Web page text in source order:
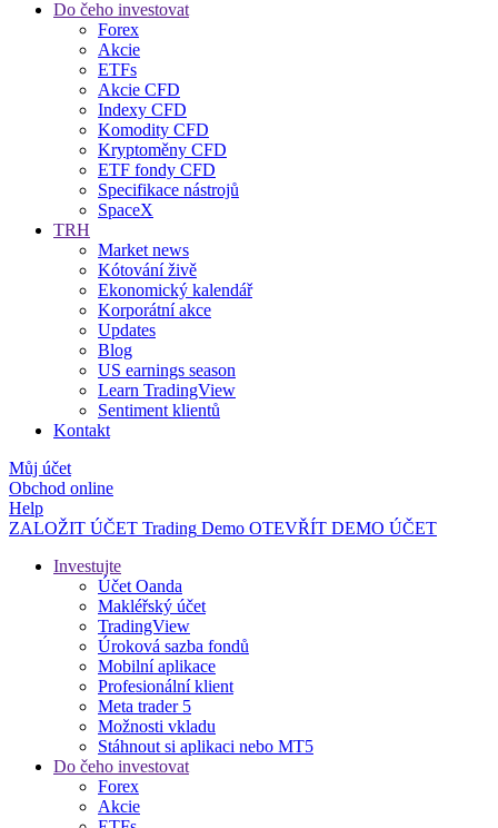
Do čeho investovat
Forex
Akcie
ETFs
Akcie CFD
Indexy CFD
Komodity CFD
Kryptoměny CFD
ETF fondy CFD
Specifikace nástrojů
SpaceX
TRH
Market news
Kótování živě
Ekonomický kalendář
Korporátní akce
Updates
Blog
US earnings season
Learn TradingView
Sentiment klientů
Kontakt
Můj účet
Obchod online
Help
ZALOŽIT ÚČET Trading Demo OTEVŘÍT DEMO ÚČET
Investujte
Účet Oanda
Makléřský účet
TradingView
Úroková sazba fondů
Mobilní aplikace
Profesionální klient
Meta trader 5
Možnosti vkladu
Stáhnout si aplikaci nebo MT5
Do čeho investovat
Forex
Akcie